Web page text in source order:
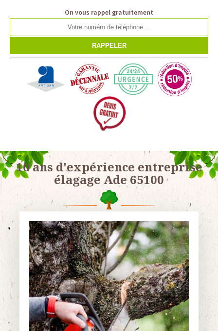
On vous rappel gratuitement
10 ans d'expérience entreprise
élagage Ade 65100